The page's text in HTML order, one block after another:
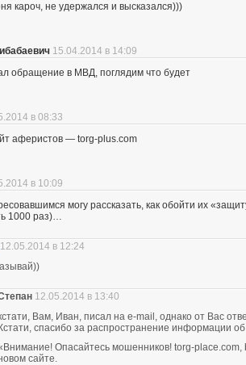
кароч, не удержался и высказался)))
15.04.2014 в 14:09
обращение в МВД, поглядим что будет
в 08:33
аферистов — torg-plus.com
в 10:09
могу рассказать, как обойти их
1000 раз)…
12.05.2014 в 12:24
12.05.2014 в 13:40
Вам, Иван, писал на e-mail, однако от Вас
Кстати, спасибо за распространение информации
Опасайтесь мошенников! torg-place.com,
сайте.